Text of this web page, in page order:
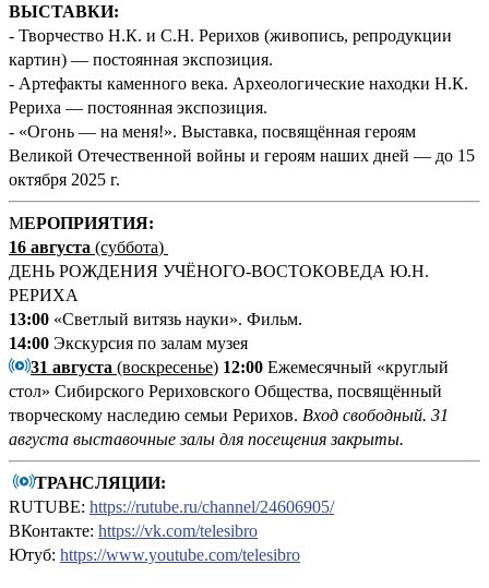
ВЫСТАВКИ:
- Творчество Н.К. и С.Н. Рерихов (живопись, репродукции
картин) — постоянная экспозиция.
- Артефакты каменного века. Археологические находки Н.К.
Рериха — постоянная экспозиция.
- «Огонь — на меня!». Выставка, посвящённая героям
Великой Отечественной войны и героям наших дней — до 15
октября 2025 г.
МЕРОПРИЯТИЯ:
16 августа (суббота)
ДЕНЬ РОЖДЕНИЯ УЧЁНОГО-ВОСТОКОВЕДА Ю.Н.
РЕРИХА
13:00 «Светлый витязь науки». Фильм.
14:00 Экскурсия по залам музея
31 августа (воскресенье) 12:00 Ежемесячный «круглый
стол» Сибирского Рериховского Общества, посвящённый
творческому наследию семьи Рерихов. Вход свободный. 31
августа выставочные залы для посещения закрыты.
ТРАНСЛЯЦИИ:
RUTUBE: https://rutube.ru/channel/24606905/
ВКонтакте: https://vk.com/telesibro
Ютуб: https://www.youtube.com/telesibro